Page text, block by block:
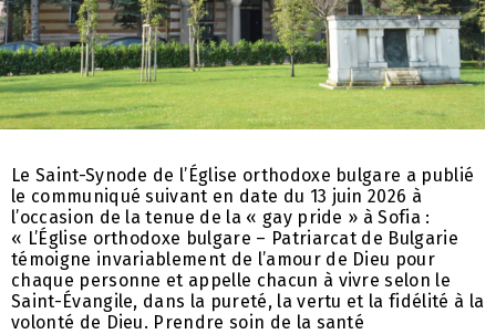
Le Saint-Synode de l’Église orthodoxe bulgare a publié
le communiqué suivant en date du 13 juin 2026 à
l’occasion de la tenue de la « gay pride » à Sofia :
« L’Église orthodoxe bulgare – Patriarcat de Bulgarie
témoigne invariablement de l’amour de Dieu pour
chaque personne et appelle chacun à vivre selon le
Saint-Évangile, dans la pureté, la vertu et la fidélité à la
volonté de Dieu. Prendre soin de la santé